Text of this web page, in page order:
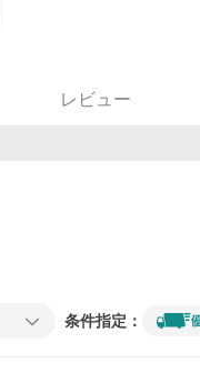
レビュー
条件指定：